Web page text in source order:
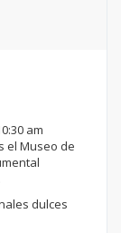
am
el Museo de
dulces